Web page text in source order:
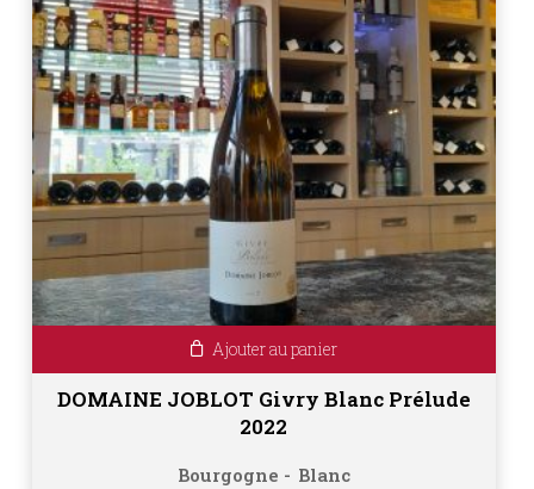
Ajouter au panier
DOMAINE JOBLOT Givry Blanc Prélude
2022
Bourgogne Blanc